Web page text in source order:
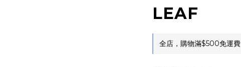
LEAF
全店，購物滿$500免運費